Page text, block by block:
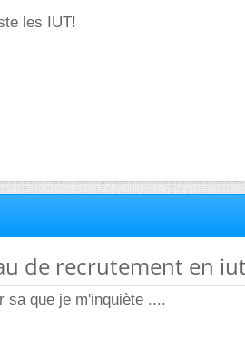
les IUT!
de recrutement en
sa que je m'inquiète ....